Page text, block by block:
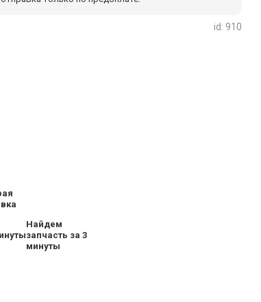
id: 910
Найдем
запчасть за 3
минуты